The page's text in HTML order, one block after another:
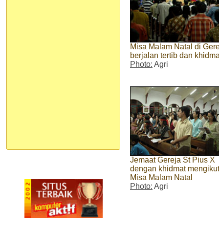
Misa Malam Natal di
berjalan tertib dan
Photo: Agri
Jemaat Gereja St Pius X
dengan khidmat
Misa Malam Natal
Photo: Agri